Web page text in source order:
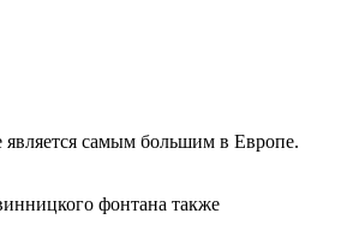
самым большим в Европе.
фонтана также